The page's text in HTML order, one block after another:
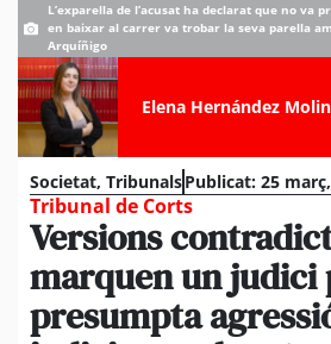
L’exparella de l’acusat ha declarat que no va
en baixar al carrer va trobar la seva parella
Arquíñigo
Elena Hernández
Societat, TribunalsPublicat: 25
Tribunal de Corts
Versions
marquen un judici
presumpta